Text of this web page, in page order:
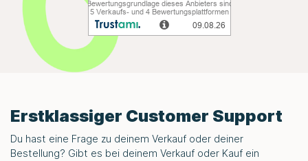
Erstklassiger Customer Support
Du hast eine Frage zu deinem Verkauf oder deiner
Bestellung? Gibt es bei deinem Verkauf oder Kauf ein